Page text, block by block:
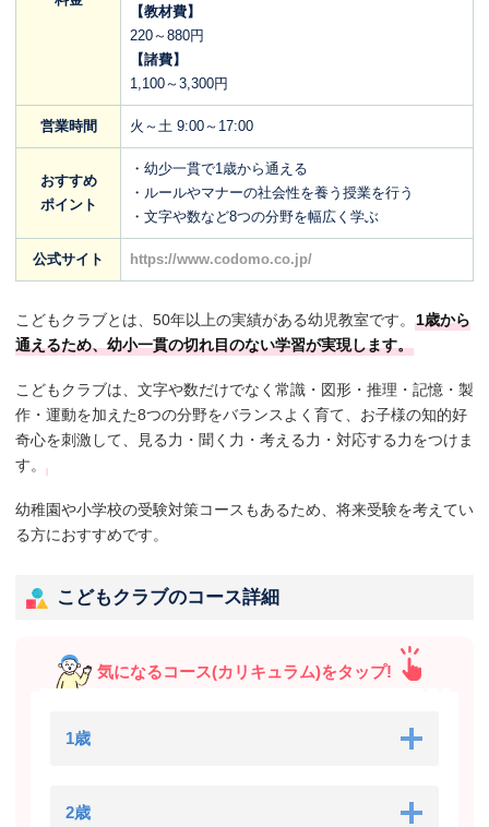
【教材費】
220～880円
【諸費】
1,100～3,300円
営業時間 火～土 9:00～17:00
おすすめ
ポイント
・幼少一貫で1歳から通える
・ルールやマナーの社会性を養う授業を行う
・文字や数など8つの分野を幅広く学ぶ
公式サイト https://www.codomo.co.jp/
こどもクラブとは、50年以上の実績がある幼児教室です。 1歳から
通えるため、幼小一貫の切れ目のない学習が実現します。
こどもクラブは、文字や数だけでなく常識・図形・推理・記憶・製
作・運動を加えた8つの分野をバランスよく育て、お子様の知的好
奇心を刺激して、見る力・聞く力・考える力・対応する力をつけま
す。
幼稚園や小学校の受験対策コースもあるため、将来受験を考えてい
る方におすすめです。
こどもクラブのコース詳細
気になるコース(カリキュラム)をタップ!
1歳
2歳